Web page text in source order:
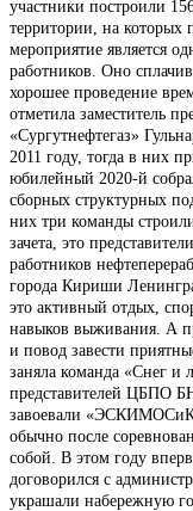
участники построили
территории, на которых
мероприятие является
работников. Оно
хорошее проведение
отметила заместитель
«Сургутнефтегаз»
2011 году, тогда в них
юбилейный 2020-й
сборных структурных
них три команды
зачета, это
работников
города Кириши
это активный отдых,
навыков выживания. А
и повод завести
заняла команда «Снег и
представителей ЦБПО
завоевали
обычно после
собой. В этом году
договорился с
украшали набережную